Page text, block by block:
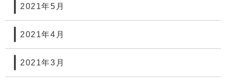
2021年5月
2021年4月
2021年3月